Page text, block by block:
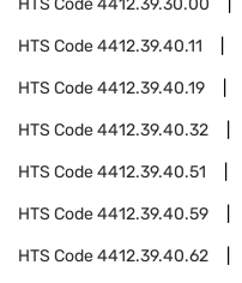
HTS Code4412.39.30.00
HTS Code4412.39.40.11
HTS Code4412.39.40.19
HTS Code4412.39.40.32
HTS Code4412.39.40.51
HTS Code4412.39.40.59
HTS Code4412.39.40.62